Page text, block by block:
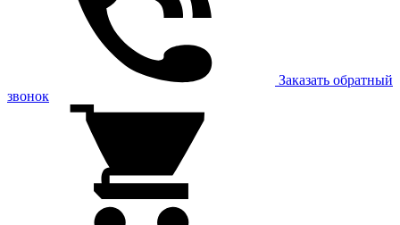
Заказать обратный
звонок